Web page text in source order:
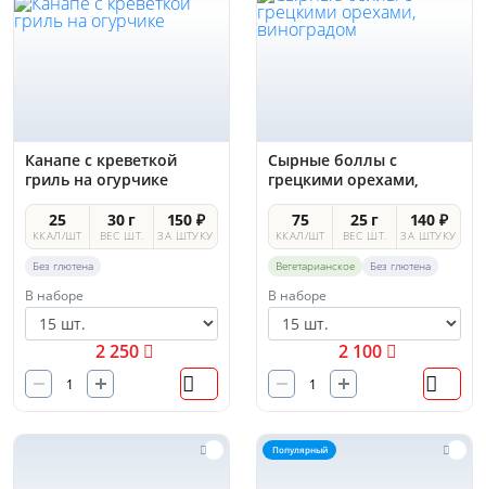
Канапе с креветкой
гриль на огурчике
25
ККАЛ/ШТ
30 г
ВЕС ШТ.
150 ₽
ЗА ШТУКУ
Без глютена
В наборе
2 250
Сырные боллы с
грецкими орехами,
виноградом
75
ККАЛ/ШТ
25 г
ВЕС ШТ.
140 ₽
ЗА ШТУКУ
Вегетарианское Без глютена
В наборе
2 100
Популярный